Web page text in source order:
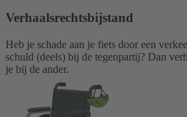
Verhaalsrechtsbijstand
Heb je schade aan je fiets door een
schuld (deels) bij de tegenpartij? Dan
je bij de ander.